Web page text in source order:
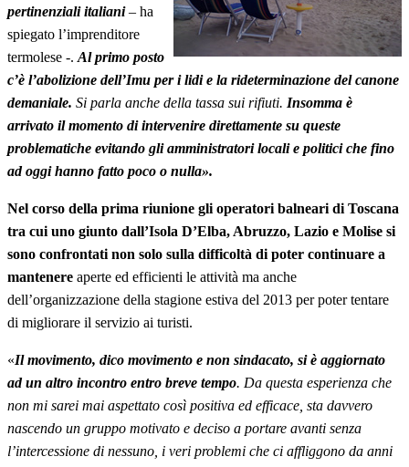
pertinenziali italiani– ha
spiegato l’imprenditore
termolese -. Al primo posto
c’è l’abolizione dell’Imu per i lidi e la rideterminazione del canone
demaniale. Si parla anche della tassa sui rifiuti. Insomma è
arrivato il momento di intervenire direttamente su queste
problematiche evitando gli amministratori locali e politici che fino
ad oggi hanno fatto poco o nulla».
Nel corso della prima riunione gli operatori balneari di Toscana
tra cui uno giunto dall’Isola D’Elba, Abruzzo, Lazio e Molise si
sono confrontati non solo sulla difficoltà di poter continuare a
mantenere aperte ed efficienti le attività ma anche
dell’organizzazione della stagione estiva del 2013 per poter tentare
di migliorare il servizio ai turisti.
«Il movimento, dico movimento e non sindacato, si è aggiornato
ad un altro incontro entro breve tempo. Da questa esperienza che
non mi sarei mai aspettato così positiva ed efficace, sta davvero
nascendo un gruppo motivato e deciso a portare avanti senza
l’intercessione di nessuno, i veri problemi che ci affliggono da anni